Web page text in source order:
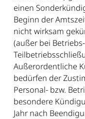
einen
Beginn der
nicht wirksam
(außer bei
Außerordentliche
bedürfen der
Personal- bzw.
besondere
Jahr nach